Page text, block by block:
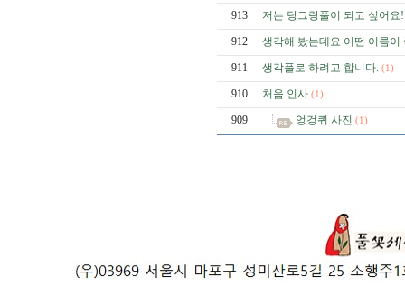
913 저는 당그랑풀이 되고 싶어요!
912 생각해 봤는데요 어떤 이름이
911 생각풀로 하려고 합니다. (1)
910 처음 인사 (1)
909 엉겅퀴 사진 (1)